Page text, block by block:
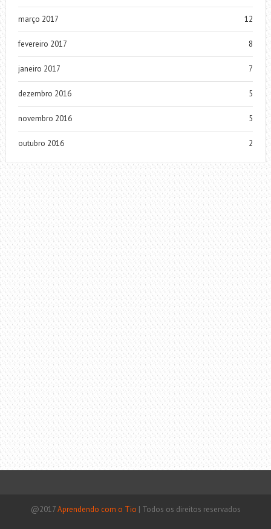
março 2017 12
fevereiro 2017 8
janeiro 2017 7
dezembro 2016 5
novembro 2016 5
outubro 2016 2
@2017Aprendendo com o Tio | Todos os direitos reservados